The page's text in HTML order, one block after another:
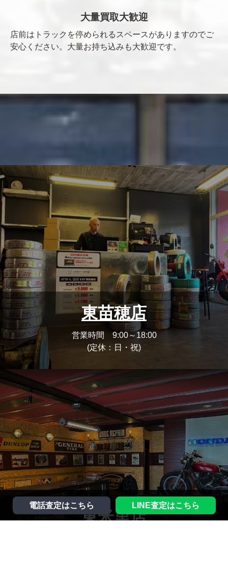
大量買取大歓迎
店前はトラックを停められるスペースがありますのでご
安心ください。大量お持ち込みも大歓迎です。
東苗穂店
営業時間 9:00～18:00
(定休：日・祝)
東米里店
電話査定はこちら LINE査定はこちら